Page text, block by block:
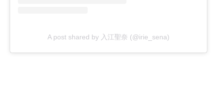
A post shared by 入江聖奈 (@irie_sena)